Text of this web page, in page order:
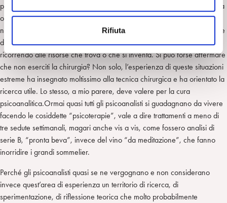
e
n
o
Rifiuta
paziente, è certamente auspicabile che l’intervento avvenga in una sala
operatoria attrezzata e sterile; ma se queste condizioni sono per
necessità impossibili e di fronte a situazioni di emergenza, come in zone
di guerra o di catastrofi umanitarie, un chirurgo opera ugualmente
ricorrendo alle risorse che trova o che si inventa. Si può forse affermare
che non eserciti la chirurgia? Non solo, l’esperienza di queste situazioni
estreme ha insegnato moltissimo alla tecnica chirurgica e ha orientato la
ricerca utile. Lo stesso, a mio parere, deve valere per la cura
psicoanalitica.Ormai quasi tutti gli psicoanalisti si guadagnano da vivere
facendo le cosiddette “psicoterapie”, vale a dire trattamenti a meno di
tre sedute settimanali, magari anche vis a vis, come fossero analisi di
serie B, “pronta beva”, invece del vino “da meditazione”, che fanno
inorridire i grandi sommelier.
Perché gli psicoanalisti quasi se ne vergognano e non considerano
invece quest’area di esperienza un territorio di ricerca, di
sperimentazione, di riflessione teorica che molto probabilmente